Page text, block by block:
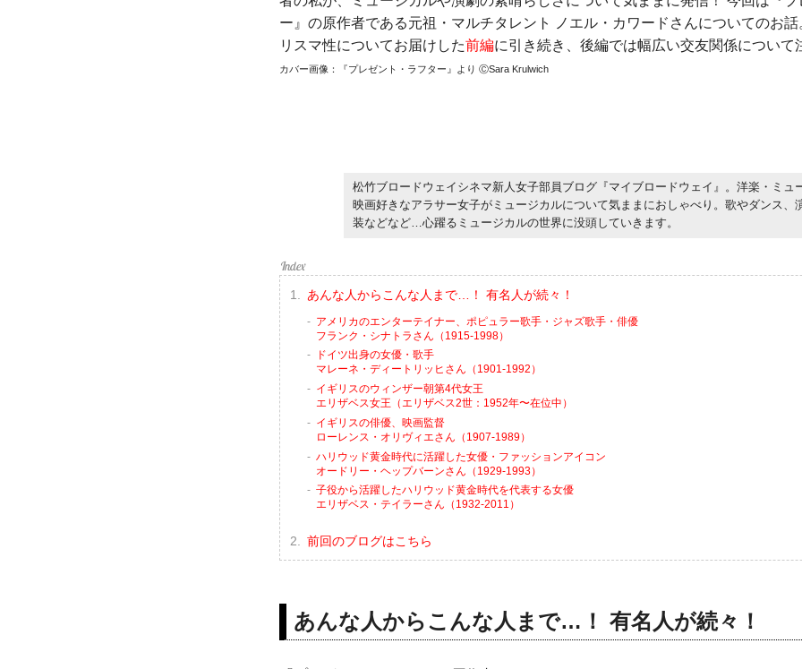
ー』の原作者である元祖・マルチタレント ノエル・カワードさんについてのお
リスマ性についてお届けした前編に引き続き、後編では幅広い交友関係について
カバー画像：『プレゼント・ラフター』より ⒸSara Krulwich
松竹ブロードウェイシネマ新人女子部員ブログ『マイブロードウェイ』。洋楽・ミュ
映画好きなアラサー女子がミュージカルについて気ままにおしゃべり。歌やダンス、
装などなど…心躍るミュージカルの世界に没頭していきます。
あんな人からこんな人まで…！ 有名人が続々！
アメリカのエンターテイナー、ポピュラー歌手・ジャズ歌手・俳優
フランク・シナトラさん（1915-1998）
ドイツ出身の女優・歌手
マレーネ・ディートリッヒさん（1901-1992）
イギリスのウィンザー朝第4代女王
エリザベス女王（エリザベス2世：1952年〜在位中）
イギリスの俳優、映画監督
ローレンス・オリヴィエさん（1907-1989）
ハリウッド黄金時代に活躍した女優・ファッションアイコン
オードリー・ヘップバーンさん（1929-1993）
子役から活躍したハリウッド黄金時代を代表する女優
エリザベス・テイラーさん（1932-2011）
前回のブログはこちら
あんな人からこんな人まで…！ 有名人が続々！